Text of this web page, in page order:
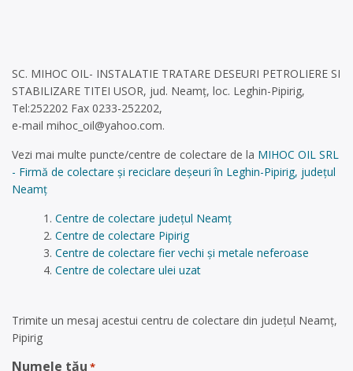
SC. MIHOC OIL- INSTALATIE TRATARE DESEURI PETROLIERE SI
STABILIZARE TITEI USOR, jud. Neamț, loc. Leghin-Pipirig,
Tel:252202 Fax 0233-252202,
e-mail mihoc_oil@yahoo.com.
Vezi mai multe puncte/centre de colectare de la MIHOC OIL SRL
- Firmă de colectare și reciclare deșeuri în Leghin-Pipirig, județul
Neamț
Centre de colectare județul Neamț
Centre de colectare Pipirig
Centre de colectare fier vechi și metale neferoase
Centre de colectare ulei uzat
Trimite un mesaj acestui centru de colectare din județul Neamț,
Pipirig
Numele tău *